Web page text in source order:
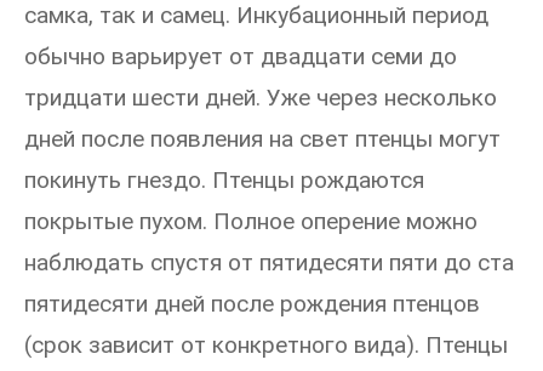
самка, так и самец. Инкубационный период
обычно варьирует от двадцати семи до
тридцати шести дней. Уже через несколько
дней после появления на свет птенцы могут
покинуть гнездо. Птенцы рождаются
покрытые пухом. Полное оперение можно
наблюдать спустя от пятидесяти пяти до ста
пятидесяти дней после рождения птенцов
(срок зависит от конкретного вида). Птенцы